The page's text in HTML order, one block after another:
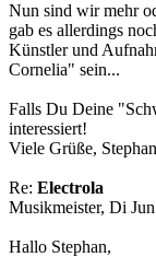
Nun sind wir mehr
gab es allerdings
Künstler und
Cornelia" sein...
Falls Du Deine
interessiert!
Viele Grüße, Stephan
Re: Electrola
Musikmeister, Di
Hallo Stephan,